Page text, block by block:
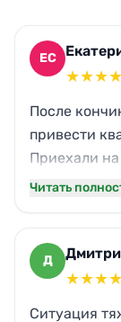
ЕС
★★★★
После
привести
Приехали
мебель,
ожидала,
помещение.
Читать
Д
★★★★
Ситуация